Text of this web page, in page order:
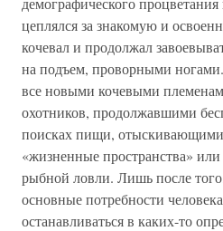
цеплялся за знакомую и
кочевал и продолжал
на подъем, проворными
все новыми кочевыми
охотников, продолжавшими
поисках пищи, отыскивающими
«жизненные пространства»
рыбной ловли. Лишь после
основные потребности
останавливаться в каких-то